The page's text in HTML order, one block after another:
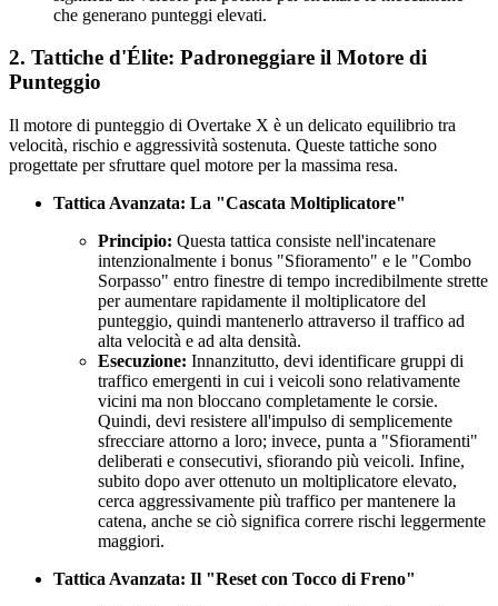
che generano punteggi elevati.
2. Tattiche d'Élite: Padroneggiare il Motore di
Punteggio
Il motore di punteggio di Overtake X è un delicato equilibrio tra
velocità, rischio e aggressività sostenuta. Queste tattiche sono
progettate per sfruttare quel motore per la massima resa.
Tattica Avanzata: La "Cascata Moltiplicatore"
Principio: Questa tattica consiste nell'incatenare
intenzionalmente i bonus "Sfioramento" e le "Combo
Sorpasso" entro finestre di tempo incredibilmente strette
per aumentare rapidamente il moltiplicatore del
punteggio, quindi mantenerlo attraverso il traffico ad
alta velocità e ad alta densità.
Esecuzione: Innanzitutto, devi identificare gruppi di
traffico emergenti in cui i veicoli sono relativamente
vicini ma non bloccano completamente le corsie.
Quindi, devi resistere all'impulso di semplicemente
sfrecciare attorno a loro; invece, punta a "Sfioramenti"
deliberati e consecutivi, sfiorando più veicoli. Infine,
subito dopo aver ottenuto un moltiplicatore elevato,
cerca aggressivamente più traffico per mantenere la
catena, anche se ciò significa correre rischi leggermente
maggiori.
Tattica Avanzata: Il "Reset con Tocco di Freno"